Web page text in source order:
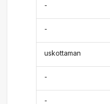
-
-
uskottaman
-
-